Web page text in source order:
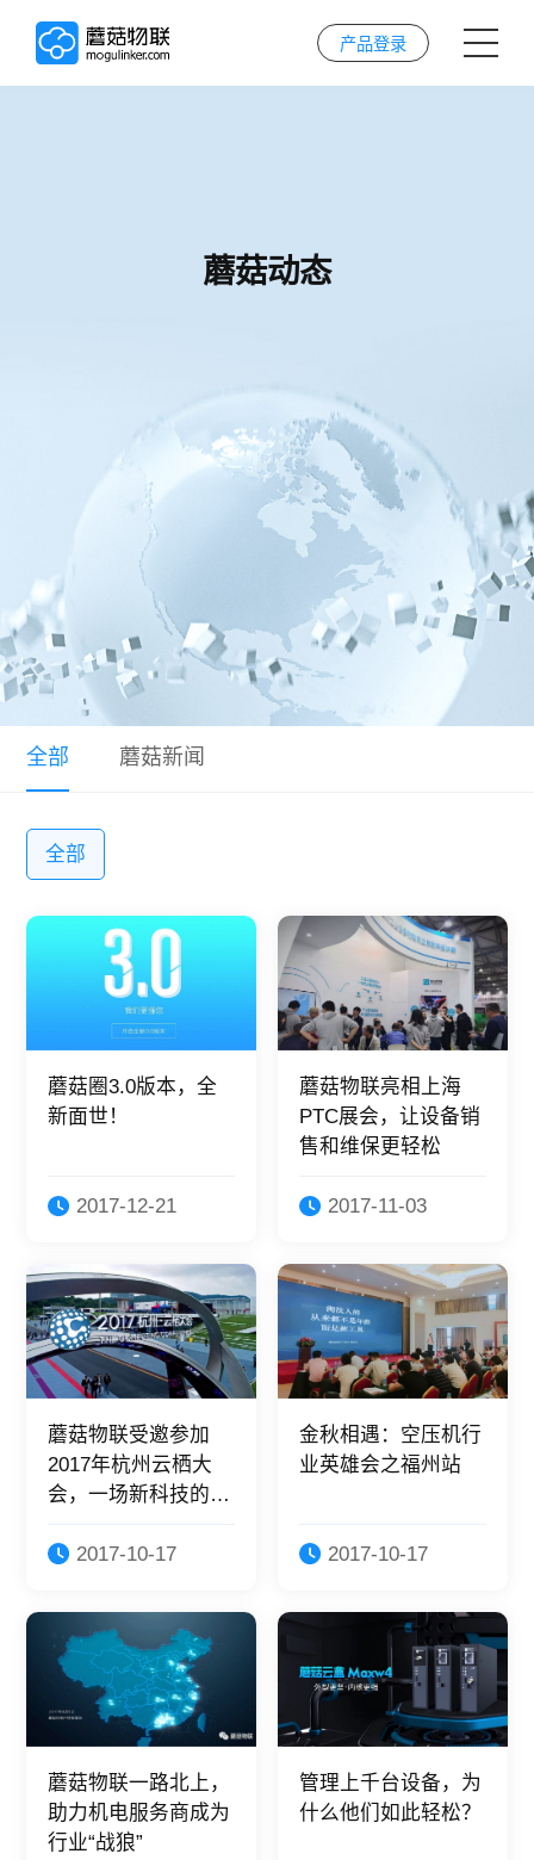
常见问题
产品登录
蘑菇动态
全部 蘑菇新闻
全部
蘑菇圈3.0版本，全
新面世！
2017-12-21
蘑菇物联亮相上海
PTC展会，让设备销
售和维保更轻松
2017-11-03
蘑菇物联受邀参加
2017年杭州云栖大
会，一场新科技的
2017-10-17
金秋相遇：空压机行
业英雄会之福州站
2017-10-17
蘑菇物联一路北上，
助力机电服务商成为
行业“战狼”
管理上千台设备，为
什么他们如此轻松？